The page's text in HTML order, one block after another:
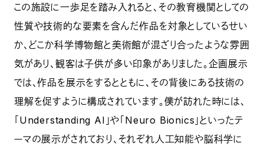
この施設に一歩足を踏み入れると、その教育機関としての
性質や技術的な要素を含んだ作品を対象としているせい
か、どこか科学博物館と美術館が混ざり合ったような雰囲
気があり、観客は子供が多い印象がありました。企画展示
では、作品を展示をするとともに、その背後にある技術の
理解を促すように構成されています。僕が訪れた時には、
「Understanding AI」や「Neuro Bionics」といったテ
ーマの展示がされており、それぞれ人工知能や脳科学に